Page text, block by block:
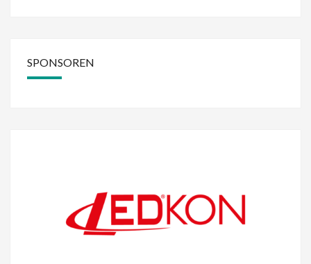
SPONSOREN